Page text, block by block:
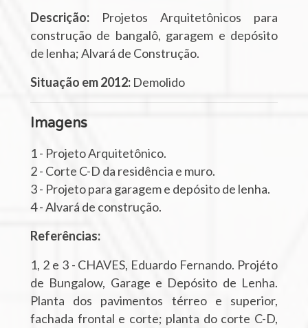
Descrição: Projetos Arquitetônicos para
construção de bangalô, garagem e depósito
de lenha; Alvará de Construção.
Situação em 2012: Demolido
Imagens
1 - Projeto Arquitetônico.
2 - Corte C-D da residência e muro.
3 - Projeto para garagem e depósito de lenha.
4 - Alvará de construção.
Referências:
1, 2 e 3 - CHAVES, Eduardo Fernando. Projéto
de Bungalow, Garage e Depósito de Lenha.
Planta dos pavimentos térreo e superior,
fachada frontal e corte; planta do corte C-D,